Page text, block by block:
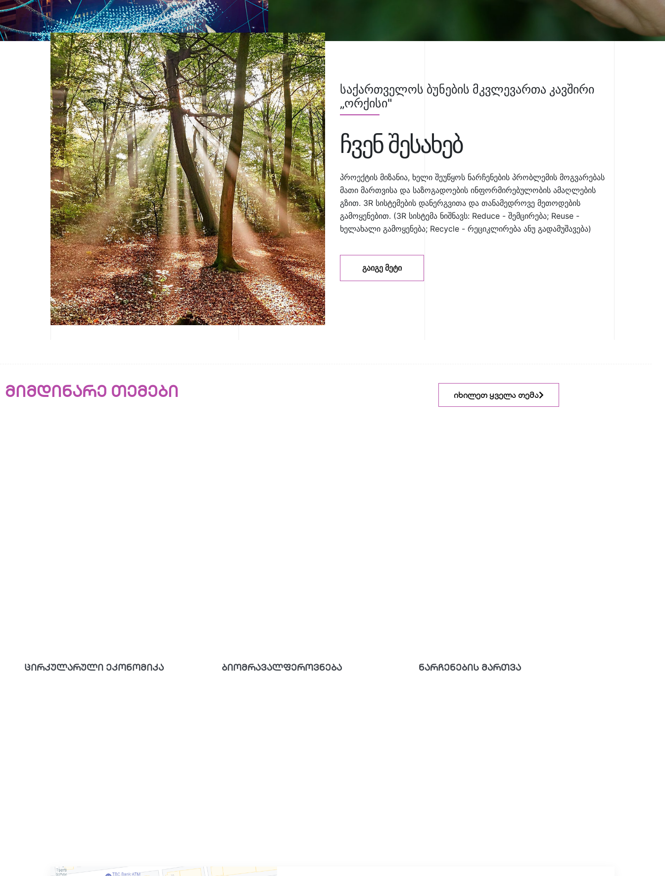
საქართველოს ბუნების მკვლევართა კავშირი
„ორქისი"
ჩვენ შესახებ
პროექტის მიზანია, ხელი შეუწყოს ნარჩენების პრობლემის მოგვარებას
მათი მართვისა და საზოგადოების ინფორმირებულობის ამაღლების
გზით. 3R სისტემების დანერგვითა და თანამედროვე მეთოდების
გამოყენებით. (3R სისტემა ნიშნავს: Reduce - შემცირება; Reuse -
ხელახალი გამოყენება; Recycle - რეციკლირება ანუ გადამუშავება)
ᲒᲐᲘᲒᲔ ᲛᲔᲢᲘ
მიმდინარე თემები იხილეთ ყველა თემა
ცირკულარული ეკონომიკა ბიომრავალფეროვნება ნარჩენების მართვა